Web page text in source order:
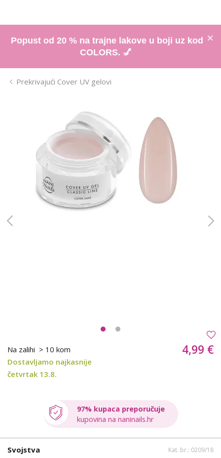
Popust od 20 % na trajne lakove u boji uz kod
COLORS. 💅
Prekrivajući Cover UV gelovi
Na zalihi > 10 kom
Dostavljamo najkasnije
četvrtak 13.8.
4,99 €
97% kupaca preporučuje
kupovina na naninails.hr
Svojstva Kat. br.: 0209/18